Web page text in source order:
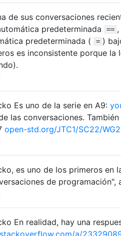
de sus conversaciones
predeterminada
==
predeterminada (
= )
es inconsistente porque la
Es uno de la serie en A9:
las conversaciones.
open-std.org/JTC1/SC22/
es uno de los primeros en
de programación",
En realidad, hay una
stackoverflow.com/a/